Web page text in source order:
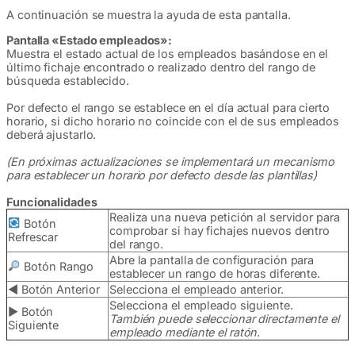
A continuación se muestra la ayuda de esta pantalla.
Pantalla «Estado empleados»:
Muestra el estado actual de los empleados basándose en el
último fichaje encontrado o realizado dentro del rango de
búsqueda establecido.
Por defecto el rango se establece en el día actual para cierto
horario, si dicho horario no coincide con el de sus empleados
deberá ajustarlo.
(En próximas actualizaciones se implementará un mecanismo
para establecer un horario por defecto desde las plantillas)
Funcionalidades
Botón
Refrescar
Realiza una nueva petición al servidor para
comprobar si hay fichajes nuevos dentro
del rango.
Botón Rango
Abre la pantalla de configuración para
establecer un rango de horas diferente.
◀ Botón Anterior
Selecciona el empleado anterior.
▶ Botón
Siguiente
Selecciona el empleado siguiente.
También puede seleccionar directamente el
empleado mediante el ratón.